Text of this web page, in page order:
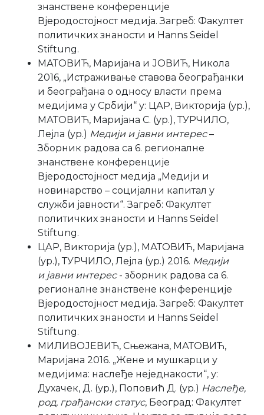
знанствене конференције
Вјеродостојност медија. Загреб: Факултет
политичких знаности и Hanns Seidel
Stiftung.
МАТОВИЋ, Маријана и ЈОВИЋ, Никола
2016, „Истраживање ставова београђанки
и београђана о односу власти према
медијима у Србији“ у: ЦАР, Викторија (ур.),
МАТОВИЋ, Маријана С. (ур.), ТУРЧИЛО,
Лејла (ур.) Медији и јавни интерес–
Зборник радова са 6. регионалне
знанствене конференције
Вјеродостојност медија „Медији и
новинарство – социјални капитал у
служби јавности“. Загреб: Факултет
политичких знаности и Hanns Seidel
Stiftung.
ЦАР, Викторија (ур.), МАТОВИЋ, Маријана
(ур.), ТУРЧИЛО, Лејла (ур.) 2016. Медији
и јавни интерес- зборник радова са 6.
регионалне знанствене конференције
Вјеродостојност медија. Загреб: Факултет
политичких знаности и Hanns Seidel
Stiftung.
МИЛИВОЈЕВИЋ, Сњежана, МАТОВИЋ,
Маријана 2016. „Жене и мушкарци у
медијима: наслеђе неједнакости“, у:
Духачек, Д. (ур.), Поповић Д. (ур.) Наслеђе,
род, грађански статус, Београд: Факултет